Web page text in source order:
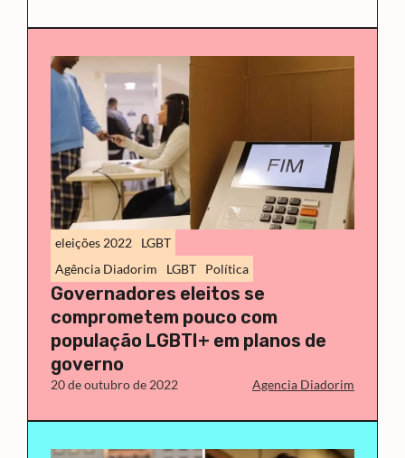
eleições 2022
LGBT
Agência Diadorim
LGBT Política
Governadores eleitos se
comprometem pouco com
população LGBTI+ em planos de
governo
20 de outubro de 2022 Agencia Diadorim